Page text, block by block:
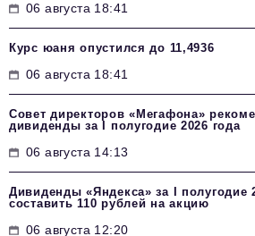
06 августа 18:41
Курс юаня опустился до 11,4936
06 августа 18:41
Совет директоров «Мегафона»
дивиденды за I полугодие 2026 года
06 августа 14:13
Дивиденды «Яндекса» за I полугодие
составить 110 рублей на акцию
06 августа 12:20